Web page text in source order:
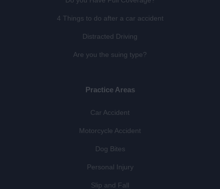
4 Things to do after a car accident
Distracted Driving
Are you the suing type?
Practice Areas
Car Accident
Motorcycle Accident
Dog Bites
Personal Injury
Slip and Fall